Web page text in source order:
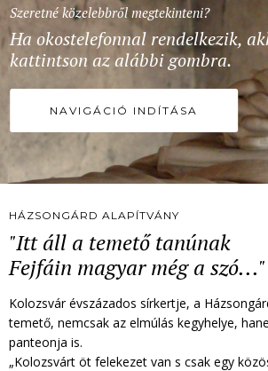
Szeretné közelebbről megtekinteni?
Ha okostelefonnal rendelkezik,
kattintson az alábbi gombra.
NAVIGÁCIÓ INDÍTÁSA
HÁZSONGÁRD ALAPÍTVÁNY
"Itt áll a temető tanúnak
Fejfáin magyar még a szó..."
Kolozsvár évszázados sírkertje, a
temető, nemcsak az elmúlás kegyhelye,
panteonja is.
„Kolozsvárt öt felekezet van s csak egy